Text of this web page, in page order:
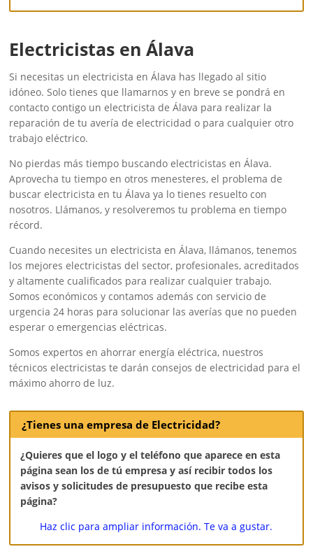
Electricistas en Álava
Si necesitas un electricista en Álava has llegado al sitio
idóneo. Solo tienes que llamarnos y en breve se pondrá en
contacto contigo un electricista de Álava para realizar la
reparación de tu avería de electricidad o para cualquier otro
trabajo eléctrico.
No pierdas más tiempo buscando electricistas en Álava.
Aprovecha tu tiempo en otros menesteres, el problema de
buscar electricista en tu Álava ya lo tienes resuelto con
nosotros. Llámanos, y resolveremos tu problema en tiempo
récord.
Cuando necesites un electricista en Álava, llámanos, tenemos
los mejores electricistas del sector, profesionales, acreditados
y altamente cualificados para realizar cualquier trabajo.
Somos económicos y contamos además con servicio de
urgencia 24 horas para solucionar las averías que no pueden
esperar o emergencias eléctricas.
Somos expertos en ahorrar energía eléctrica, nuestros
técnicos electricistas te darán consejos de electricidad para el
máximo ahorro de luz.
¿Tienes una empresa de Electricidad?
¿Quieres que el logo y el teléfono que aparece en esta
página sean los de tú empresa y así recibir todos los
avisos y solicitudes de presupuesto que recibe esta
página?
Haz clic para ampliar información. Te va a gustar.